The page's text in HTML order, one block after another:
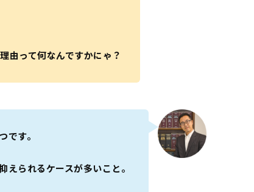
由って何なんですかにゃ？
です。
られるケースが多いこと。